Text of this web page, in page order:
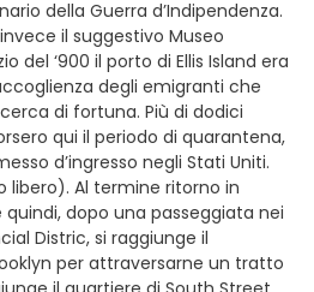
della Guerra d’Indipendenza.
il suggestivo Museo
del ‘900 il porto di Ellis Island era
degli emigranti che
di fortuna. Più di dodici
qui il periodo di quarantena,
d’ingresso negli Stati Uniti.
libero). Al termine ritorno in
dopo una passeggiata nei
Distric, si raggiunge il
per attraversarne un tratto